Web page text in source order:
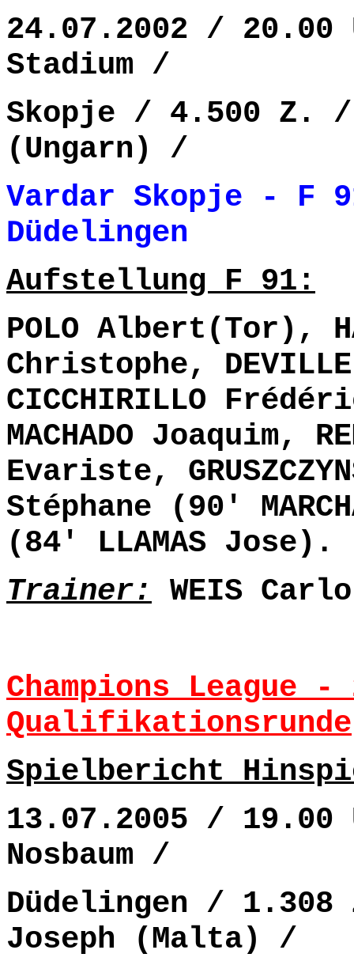
24.07.2002 /
Stadium /
Skopje / 4.500 Z.
(Ungarn) /
Vardar Skopje - F
Düdelingen
Aufstellung F 91:
POLO Albert(Tor),
Christophe,
CICCHIRILLO
MACHADO Joaquim,
Evariste,
Stéphane (90'
(84' LLAMAS Jose).
Trainer: WEIS
Champions League
Qualifikationsrunde
Spielbericht
13.07.2005 / 19.00
Nosbaum /
Düdelingen / 1.308
Joseph (Malta) /